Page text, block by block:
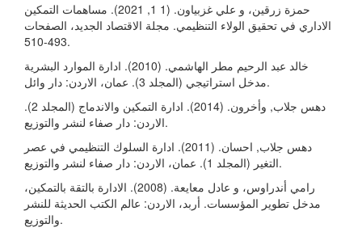
حمزة زرقين، و علي غزبياون. (1 1, 2021). مساهمات التمكين
الاداري في تحقيق الولاء التنظيمي. مجلة الاقتصاد الجديد، الصفحات
493-510.
خالد عبد الرحيم مطر الهاشمي. (2010). ادارة الموارد البشرية
مدخل استراتيجي (المجلد 3). عمان، الاردن: دار وائل.
دهس جلاب, وأخرون. (2014). ادارة التمكين والاندماج (المجلد 2).
الاردن: دار صفاء لنشر والتوزيع.
دهس جلاب, احسان. (2011). ادارة السلوك التنظيمي في عصر
التغير (المجلد 1). عمان، الاردن: دار صفاء لنشر والتوزيع.
رامي أندراوس، و عادل معايعة. (2008). الادارة بالتقة بالتمكين،
مدخل تطوير المؤسسات. أربد، الاردن: عالم الكتب الحديثة للنشر
والتوزيع.